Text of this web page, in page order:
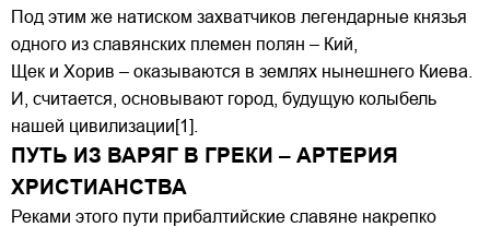
Под этим же натиском захватчиков легендарные князья
одного из славянских племен полян – Кий,
Щек и Хорив – оказываются в землях нынешнего Киева.
И, считается, основывают город, будущую колыбель
нашей цивилизации[1].
ПУТЬ ИЗ ВАРЯГ В ГРЕКИ – АРТЕРИЯ
ХРИСТИАНСТВА
Реками этого пути прибалтийские славяне накрепко